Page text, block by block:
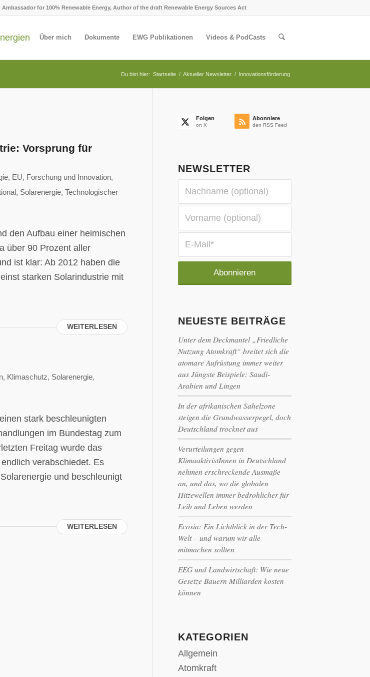
for 100% Renewable Energy, Author of the draft Renewable Energy Sources Act
Über mich Dokumente EWG Publikationen Videos & PodCasts
Du bist hier: Startseite / Aktueller Newsletter / Innovationsförderung
Vorsprung für
, EU, Forschung und Innovation,
, Solarenergie, Technologischer
den Aufbau einer heimischen
über 90 Prozent aller
ist klar: Ab 2012 haben die
starken Solarindustrie mit
WEITERLESEN
, Klimaschutz, Solarenergie,
stark beschleunigten
im Bundestag zum
Freitag wurde das
verabschiedet. Es
und beschleunigt
WEITERLESEN
Folgen
on X
Abonniere
den RSS Feed
NEWSLETTER
NEUESTE BEITRÄGE
Unter dem Deckmantel „Friedliche
Nutzung Atomkraft“ breitet sich die
atomare Aufrüstung immer weiter
aus Jüngste Beispiele: Saudi-
Arabien und Lingen
In der afrikanischen Sahelzone
steigen die Grundwasserpegel, doch
Deutschland trocknet aus
Verurteilungen gegen
KlimaaktivistInnen in Deutschland
nehmen erschreckende Ausmaße
an, und das, wo die globalen
Hitzewellen immer bedrohlicher für
Leib und Leben werden
Ecosia: Ein Lichtblick in der Tech-
Welt – und warum wir alle
mitmachen sollten
EEG und Landwirtschaft: Wie neue
Gesetze Bauern Milliarden kosten
können
KATEGORIEN
Allgemein
Atomkraft